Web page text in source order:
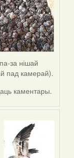
за нішай
пад камерай).
каментары.